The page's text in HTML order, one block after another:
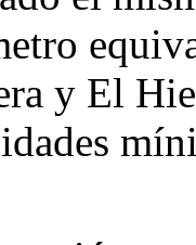
y El